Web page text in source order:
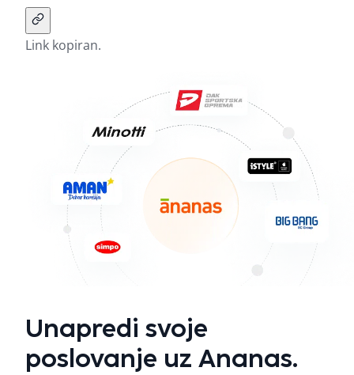
Link kopiran.
Unapredi svoje
poslovanje uz Ananas.